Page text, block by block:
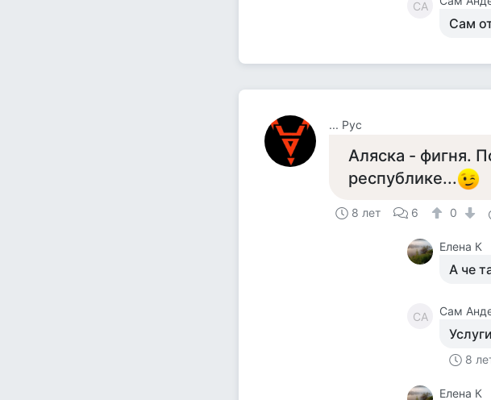
СА
Сам
... Рус
Аляска - фигня.
республике...
8 лет 6 0
Елена К
А че
СА Сам
8
Елена К